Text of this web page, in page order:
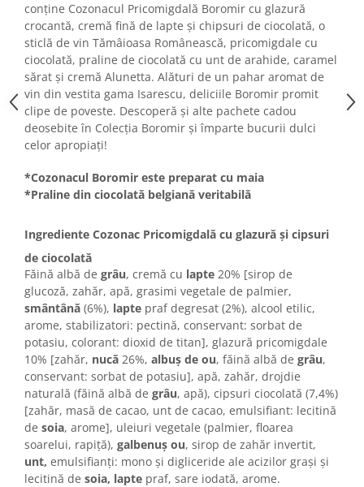
Boromele
Cornulete fragede
Pasca
Pasca Fresh
Cereale
Paine
Paine ambalata
Chifle
Colaci festivi
Covrigi cu ulei de masline
Covrigi de Buzau
Grisine
Crochete
Produse de gătit
Faina
Arpacas si pesmet
Malai
Produse congelate
Panificatie congelata
Patiserie congelata
conține Cozonacul Pricomigdală Boromir cu glazură
crocantă, cremă fină de lapte și chipsuri de ciocolată, o
sticlă de vin Tămâioasa Românească, pricomigdale cu
ciocolată, praline de ciocolată cu unt de arahide, caramel
sărat și cremă Alunetta. Alături de un pahar aromat de
vin din vestita gama Isarescu, deliciile Boromir promit
clipe de poveste. Descoperă și alte pachete cadou
deosebite în Colecția Boromir și împarte bucurii dulci
celor apropiați!
*Cozonacul Boromir este preparat cu maia
*Praline din ciocolată belgiană veritabilă
Ingrediente Cozonac Pricomigdală cu glazură și cipsuri
de ciocolată
Făină albă de grâu, cremă cu lapte 20% [sirop de
glucoză, zahăr, apă, grasimi vegetale de palmier,
smântână (6%), lapte praf degresat (2%), alcool etilic,
arome, stabilizatori: pectină, conservant: sorbat de
potasiu, colorant: dioxid de titan], glazură pricomigdale
10% [zahăr, nucă 26%, albuș de ou, făină albă de grâu,
conservant: sorbat de potasiu], apă, zahăr, drojdie
naturală (făină albă de grâu, apă), cipsuri ciocolată (7,4%)
[zahăr, masă de cacao, unt de cacao, emulsifiant: lecitină
de soia, arome], uleiuri vegetale (palmier, floarea
soarelui, rapiță), galbenuș ou, sirop de zahăr invertit,
unt, emulsifianți: mono și digliceride ale acizilor grași și
lecitină de soia, lapte praf, sare iodată, arome.